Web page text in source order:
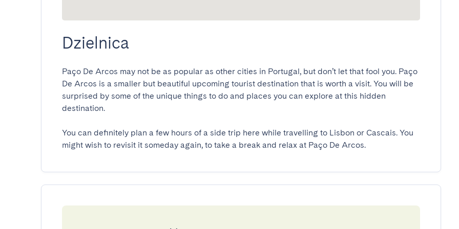
Dzielnica
Paço De Arcos may not be as popular as other cities in Portugal, but don’t let that fool you. Paço
De Arcos is a smaller but beautiful upcoming tourist destination that is worth a visit. You will be
surprised by some of the unique things to do and places you can explore at this hidden
destination.
You can definitely plan a few hours of a side trip here while travelling to Lisbon or Cascais. You
might wish to revisit it someday again, to take a break and relax at Paço De Arcos.